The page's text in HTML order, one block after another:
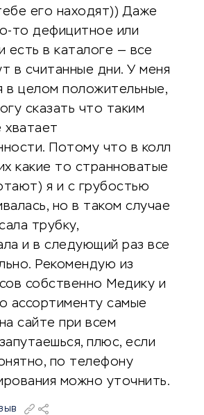
его находят)) Даже
то дефицитное или
есть в каталоге — все
в считанные дни. У меня
в целом положительные,
сказать что таким
хватает
Потому что в колл
какие то странноватые
я и с грубостью
но в таком случае
трубку,
и в следующий раз все
Рекомендую из
собственно Медику и
ассортименту самые
сайте при всем
плюс, если
по телефону
можно уточнить.